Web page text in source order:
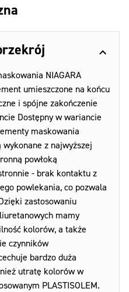
NIAGARA
umieszczone na końcu
i spójne zakończenie
Dostępny w wariancie
maskowania
wykonane z najwyższej
powłoką
- brak kontaktu z
powlekania, co pozwala
zastosowaniu
mamy
kolorów, a także
czynników
bardzo duża
utratę kolorów w
PLASTISOLEM.